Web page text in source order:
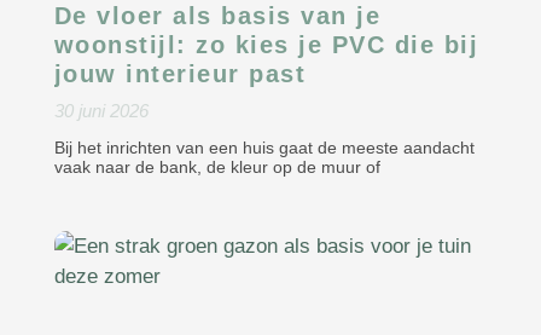
De vloer als basis van je
woonstijl: zo kies je PVC die bij
jouw interieur past
30 juni 2026
Bij het inrichten van een huis gaat de meeste aandacht
vaak naar de bank, de kleur op de muur of